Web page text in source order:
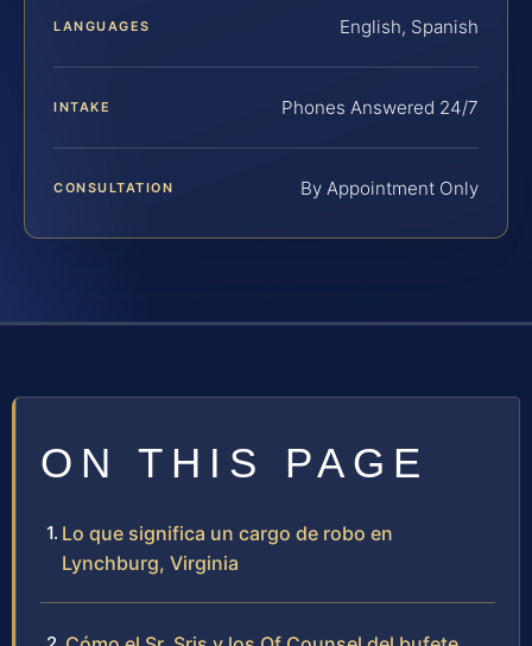
LANGUAGES English, Spanish
INTAKE Phones Answered 24/7
CONSULTATION By Appointment Only
ON THIS PAGE
Lo que significa un cargo de robo en
Lynchburg, Virginia